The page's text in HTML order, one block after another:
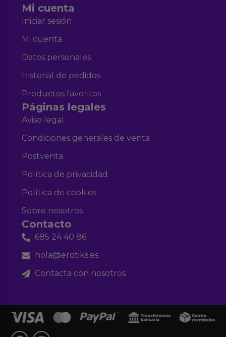
Mi cuenta
Iniciar sesión
Mi cuenta
Datos personales
Historial de pedidos
Productos favoritos
Páginas legales
Aviso legal
Condiciones generales de venta
Postventa
Política de privacidad
Política de cookies
Sobre nosotros
Contacto
685 24 40 86
hola@erotiks.es
Contacta con nosotros
F I